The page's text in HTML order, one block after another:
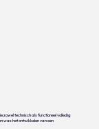
technisch als functioneel volledig
was het ontwikkelen van een